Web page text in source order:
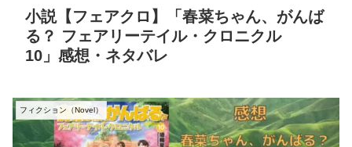
小説【フェアクロ】「春菜ちゃん、がんば
る？ フェアリーテイル・クロニクル
10」感想・ネタバレ
フィクション（Novel）